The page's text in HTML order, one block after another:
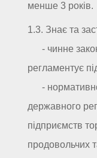
менше 3 років.
1.3. Знає та
- чинне
регламентує
-
державного
підприємств
продовольчих